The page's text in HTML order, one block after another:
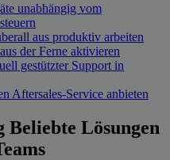
unabhängig vom
aus produktiv arbeiten
der Ferne aktivieren
gestützter Support in
Aftersales-Service anbieten
Beliebte Lösungen